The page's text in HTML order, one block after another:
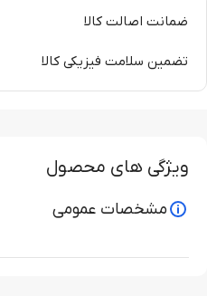
ضمانت اصالت کالا
تضمین سلامت فیزیکی کالا
ویژگی های محصول
مشخصات عمومی